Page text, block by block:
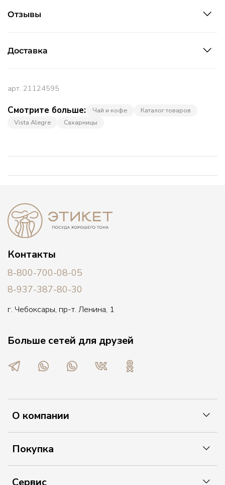
Смотрите больше: Чай и кофе
Каталог товаров
Vista Alegre
Сахарницы
Отзывы
Доставка
арт. 21124595
О компании
Покупка
Сервис
Контакты
8-800-700-08-05
8-937-387-80-30
г. Чебоксары, пр-т. Ленина, 1
Больше сетей для друзей